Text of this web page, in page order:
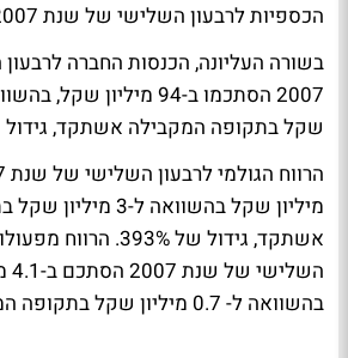
הכספיות לרבעון השלישי של שנת 2007.
בשורה העליונה, הכנסות החברה
שקל בתקופה המקבילה אשתקד, גידול של
מיליון שקל בהשוואה
אשתקד, גידול של
בהשוואה ל- 0.7 מיליון שקל בתקופה המקבילה אשתקד.